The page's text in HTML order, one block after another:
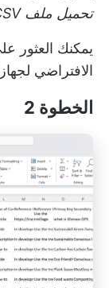
تحميل ملف CSV
الافتراضي
الخطوة 2